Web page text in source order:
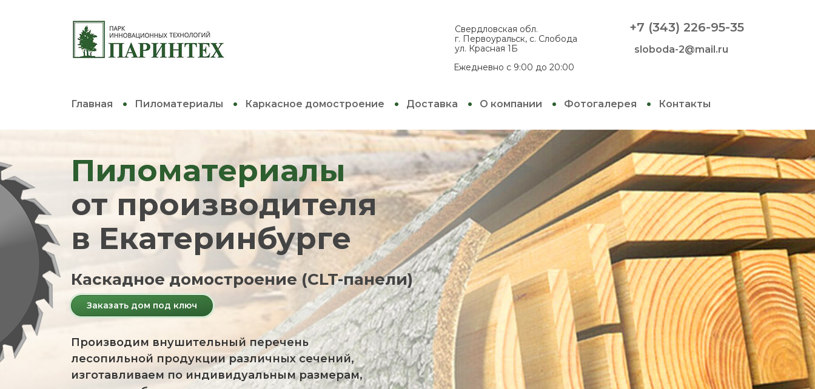
+7 (343) 226-95-35
sloboda-2@mail.ru
Свердловская обл.
г. Первоуральск, с. Слобода
ул. Красная 1Б
Ежедневно с 9:00 до 20:00
Главная Пиломатериалы Каркасное домостроение Доставка О компании Фотогалерея Контакты
Пиломатериалы
от производителя
в Екатеринбурге
Каскадное домостроение (CLT-панели)
Заказать дом под ключ
Производим внушительный перечень
лесопильной продукции различных сечений,
изготавливаем по индивидуальным размерам,